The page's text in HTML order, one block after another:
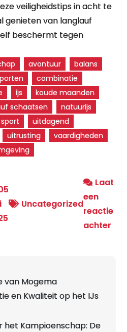
veiligheidstips in acht te
genieten van langlauf
beschermt tegen
avontuur
balans
combinatie
ijs
koude maanden
schaatsen
natuurijs
sport
uitdagend
uitrusting
vaardigheden
Uncategorized
Laat
een
reactie
achter
van Mogema
en Kwaliteit op het IJs
het Kampioenschap: De